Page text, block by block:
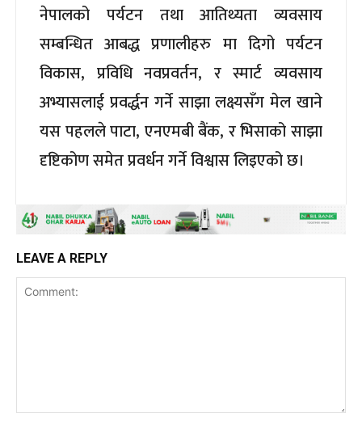
नेपालको पर्यटन तथा आतिथ्यता व्यवसाय
सम्बन्धित आबद्ध प्रणालीहरु मा दिगो पर्यटन
विकास, प्रविधि नवप्रवर्तन, र स्मार्ट व्यवसाय
अभ्यासलाई प्रवर्द्धन गर्ने साझा लक्ष्यसँग मेल खाने
यस पहलले पाटा, एनएमबी बैंक, र भिसाको साझा
दृष्टिकोण समेत प्रवर्धन गर्ने विश्वास लिइएको छ।
LEAVE A REPLY